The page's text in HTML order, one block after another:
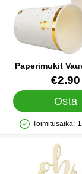
Paperimukit
Tuote.nro 25301
€2.90
Osta
Saatavuus:
Toimitusaika:
Merkitse